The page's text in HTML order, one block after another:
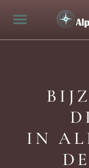
IN